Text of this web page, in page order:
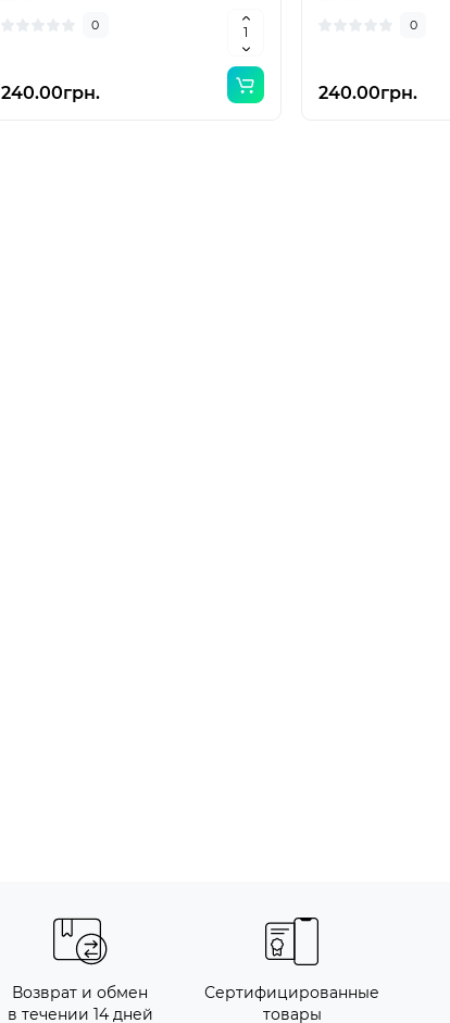
0
240.00грн.
0
240.00грн.
Возврат и обмен
в течении 14 дней
Сертифицированные
товары